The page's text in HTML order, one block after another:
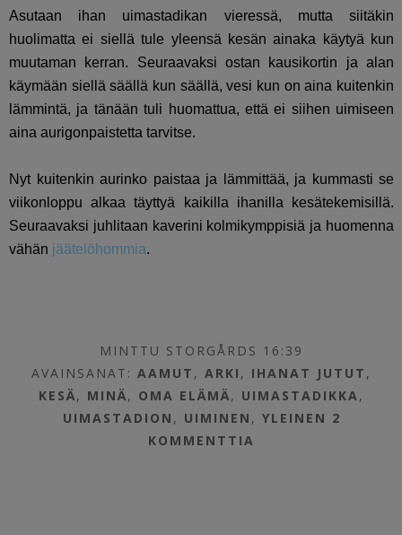
Asutaan ihan uimastadikan vieressä, mutta siitäkin
huolimatta ei siellä tule yleensä kesän ainaka käytyä kun
muutaman kerran. Seuraavaksi ostan kausikortin ja alan
käymään siellä säällä kun säällä, vesi kun on aina kuitenkin
lämmintä, ja tänään tuli huomattua, että ei siihen uimiseen
aina aurigonpaistetta tarvitse.
Nyt kuitenkin aurinko paistaa ja lämmittää, ja kummasti se
viikonloppu alkaa täyttyä kaikilla ihanilla kesätekemisillä.
Seuraavaksi juhlitaan kaverini kolmikymppisiä ja huomenna
vähän jäätelöhommia.
MINTTU STORGÅRDS 16:39
AVAINSANAT:AAMUT ,ARKI , IHANAT JUTUT ,
KESÄ, MINÄ, OMA ELÄMÄ, UIMASTADIKKA ,
UIMASTADION , UIMINEN , YLEINEN 2
KOMMENTTIA